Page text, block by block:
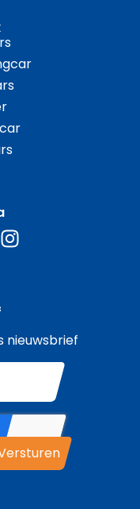
nieuwsbrief